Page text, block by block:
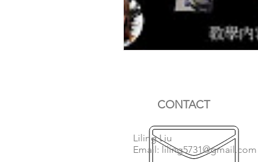
CONTACT
Liling Liu
Email: liling5731@gmail.com